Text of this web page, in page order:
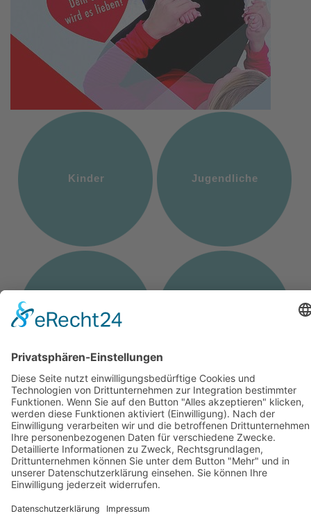
Kinder Jugendliche
Erwachsene